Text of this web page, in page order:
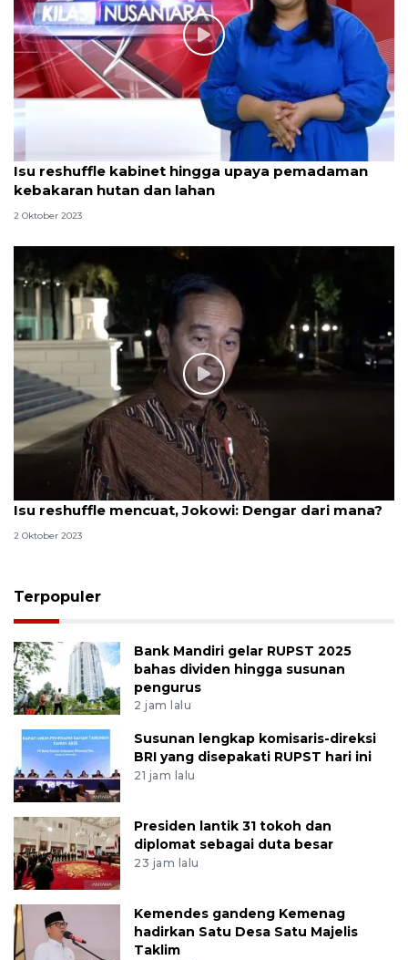
Isu reshuffle kabinet hingga upaya pemadaman
kebakaran hutan dan lahan
2 Oktober 2023
Isu reshuffle mencuat, Jokowi: Dengar dari mana?
2 Oktober 2023
Terpopuler
Bank Mandiri gelar RUPST 2025
bahas dividen hingga susunan
pengurus
2 jam lalu
Susunan lengkap komisaris-direksi
BRI yang disepakati RUPST hari ini
21 jam lalu
Presiden lantik 31 tokoh dan
diplomat sebagai duta besar
23 jam lalu
Kemendes gandeng Kemenag
hadirkan Satu Desa Satu Majelis
Taklim